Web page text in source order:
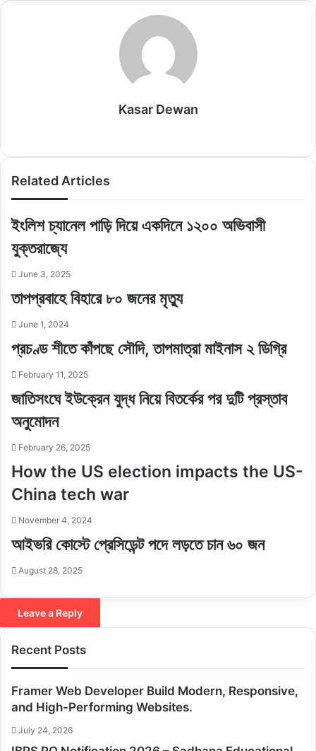
Kasar Dewan
Related Articles
ইংলিশ চ্যানেল পাড়ি দিয়ে একদিনে ১২০০ অভিবাসী
যুক্তরাজ্যে
June 3, 2025
তাপপ্রবাহে বিহারে ৮০ জনের মৃত্যু
June 1, 2024
প্রচণ্ড শীতে কাঁপছে সৌদি, তাপমাত্রা মাইনাস ২ ডিগ্রি
February 11, 2025
জাতিসংঘে ইউক্রেন যুদ্ধ নিয়ে বিতর্কের পর দুটি প্রস্তাব
অনুমোদন
February 26, 2025
How the US election impacts the US-
China tech war
November 4, 2024
আইভরি কোস্টে প্রেসিডেন্ট পদে লড়তে চান ৬০ জন
August 28, 2025
Leave a Reply
Recent Posts
Framer Web Developer Build Modern, Responsive,
and High-Performing Websites.
July 24, 2026